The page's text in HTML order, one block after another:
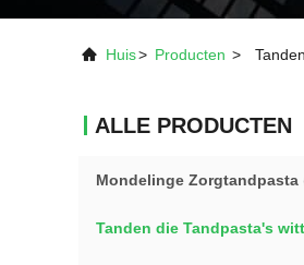
Huis> Producten >
ALLE PRODUCTEN
Mondelinge Zorgtandpasta
Tanden die Tandpasta's